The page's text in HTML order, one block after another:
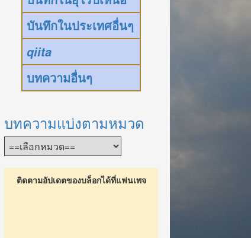
บันทึกในประเทศอื่นๆ
qiita
บทความอื่นๆ
บทความแบ่งตามหมวด
ติดตามอัปเดตของบล็อกได้ที่แฟนเพจ